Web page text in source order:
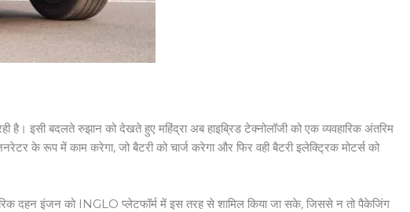
है। इसी बदलते रुझान को देखते हुए महिंद्रा अब हाइब्रिड टेक्नोलॉजी को एक व्यवहारिक अंतरिम
के रूप में काम करेगा, जो बैटरी को चार्ज करेगा और फिर वही बैटरी इलेक्ट्रिक मोटर्स को
दहन इंजन को INGLO प्लेटफॉर्म में इस तरह से शामिल किया जा सके, जिससे न तो पैकेजिंग